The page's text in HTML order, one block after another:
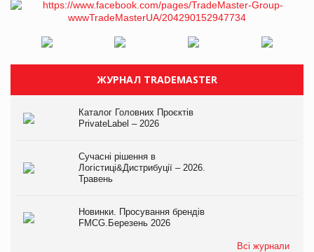
ЖУРНАЛ TRADEMASTER
Каталог Головних Проєктів
PrivateLabel – 2026
Сучасні рішення в
Логістиці&Дистрибуції – 2026.
Травень
Новинки. Просування брендів
FMCG.Березень 2026
Всі журнали